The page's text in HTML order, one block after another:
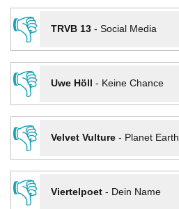
👎
TRVB 13- Social Media
👎
Uwe Höll - Keine Chance
👎
Velvet Vulture- Planet Earth
👎
Viertelpoet- Dein Name